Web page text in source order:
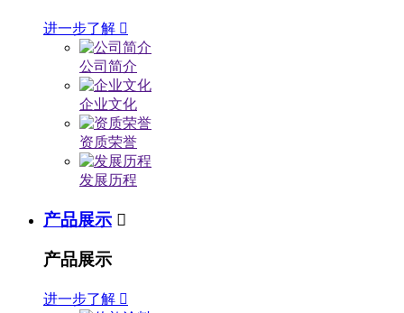
进一步了解 
公司简介
企业文化
资质荣誉
发展历程
产品展示 
产品展示
进一步了解 